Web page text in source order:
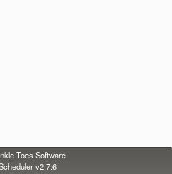
Toes Software
v2.7.6